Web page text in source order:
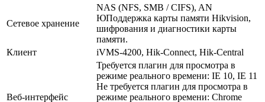
Сетевое хранение
NAS (NFS, SMB / CIFS), AN
ЮПоддержка карты памяти Hikvision,
шифрования и диагностики карты
памяти.
Клиент
iVMS-4200, Hik-Connect, Hik-Central
Веб-интерфейс
Требуется плагин для просмотра в
режиме реального времени: IE 10, IE 11
Не требуется плагин для просмотра в
режиме реального времени: Chrome